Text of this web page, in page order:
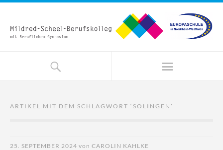
ARTIKEL MIT DEM SCHLAGWORT ‘ SOLINGEN ’
25. SEPTEMBER 2024 von CAROLIN KAHLKE